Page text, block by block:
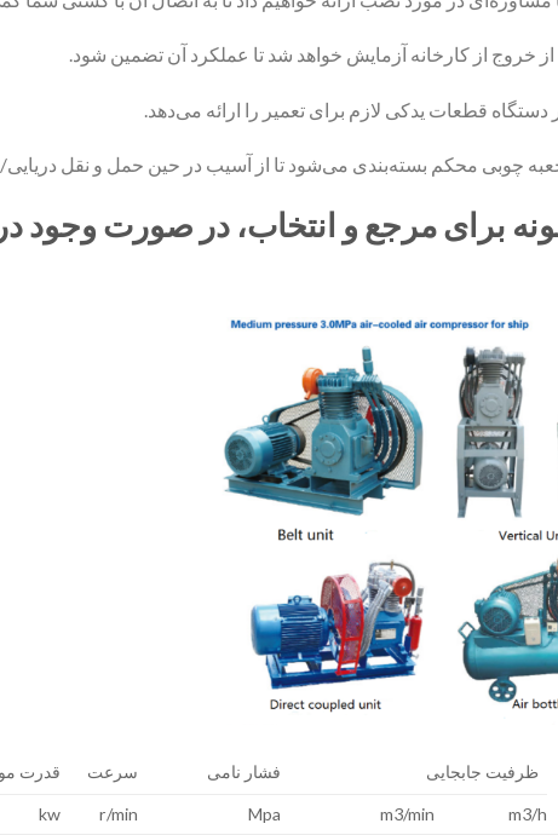
خروج از کارخانه آزمایش خواهد شد تا عملکرد آن تضمین شود.
دستگاه قطعات یدکی لازم برای تعمیر را ارائه می‌دهد.
چوبی محکم بسته‌بندی می‌شود تا از آسیب در حین حمل و نقل
برای مرجع و انتخاب، در صورت وجود
ظرفیت جابجایی فشار نامی سرعت قدرت
m3/h
m3/min
Mpa
r/min
kw